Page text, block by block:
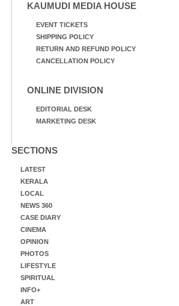
KAUMUDI MEDIA HOUSE
EVENT TICKETS
SHIPPING POLICY
RETURN AND REFUND POLICY
CANCELLATION POLICY
ONLINE DIVISION
EDITORIAL DESK
MARKETING DESK
SECTIONS
LATEST
KERALA
LOCAL
NEWS 360
CASE DIARY
CINEMA
OPINION
PHOTOS
LIFESTYLE
SPIRITUAL
INFO+
ART